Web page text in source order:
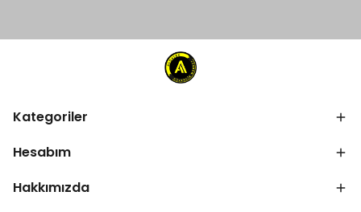
Kategoriler
Hesabım
Hakkımızda